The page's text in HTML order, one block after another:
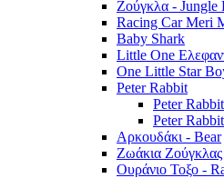
Ζούγκλα - Jungle
Racing Car Meri
Baby Shark
Little One
One Little Star
Peter Rabbit
Peter Rabbit
Peter Rabbit
Αρκουδάκι - Bear
Ζωάκια
Ουράνιο Τοξο -